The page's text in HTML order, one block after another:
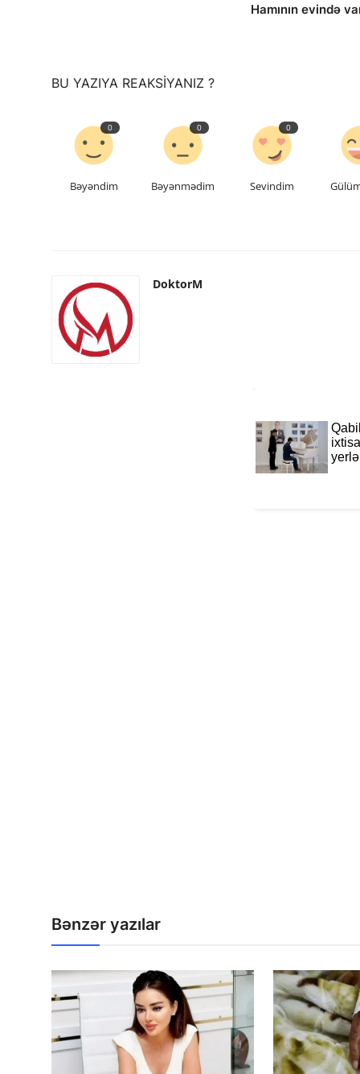
Hamının evində
BU YAZIYA REAKSIYANIZ ?
0
Bəyəndim
0
Bəyənmədim
0
Sevindim
DoktorM
Bənzər yazılar